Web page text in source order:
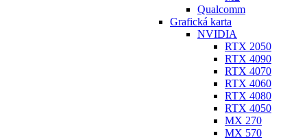
Qualcomm
Grafická karta
NVIDIA
RTX 2050
RTX 4090
RTX 4070
RTX 4060
RTX 4080
RTX 4050
MX 270
MX 570